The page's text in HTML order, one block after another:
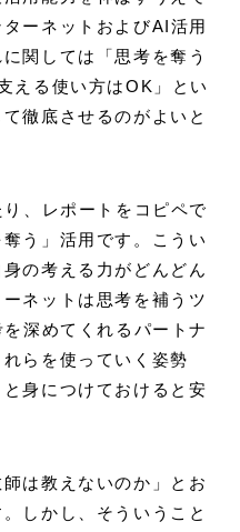
ーネットおよびAI活用
関しては「思考を奪う
える使い方はOK」とい
徹底させるのがよいと
、レポートをコピペで
う」活用です。こうい
の考える力がどんどん
ネットは思考を補うツ
深めてくれるパートナ
らを使っていく姿勢
身につけておけると安
は教えないのか」とお
しかし、そういうこと